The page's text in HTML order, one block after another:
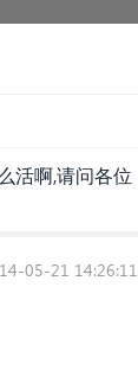
活啊,请问各位
05-21 14:26:11